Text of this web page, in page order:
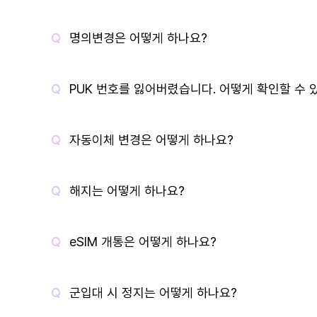
명의변경은 어떻게 하나요?
PUK 번호를 잃어버렸습니다. 어떻게 확인할 수
자동이체 변경은 어떻게 하나요?
해지는 어떻게 하나요?
eSIM 개통은 어떻게 하나요?
군입대 시 정지는 어떻게 하나요?